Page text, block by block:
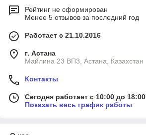
Рейтинг не сформирован
Менее 5 отзывов за последний год
Работает с 21.10.2016
г. Астана
Майлина 23 ВП3, Астана, Казахстан
Контакты
Сегодня работает с 10:00 до 18:00
Показать весь график работы